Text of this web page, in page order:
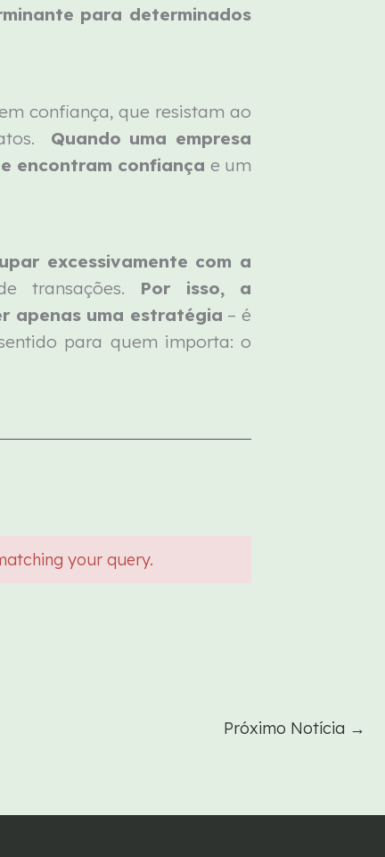
para determinados
confiança, que resistam ao
Quando uma empresa
encontram confiança e um
excessivamente com a
transações. Por isso, a
apenas uma estratégia – é
para quem importa: o
your query.
Próximo Notícia →